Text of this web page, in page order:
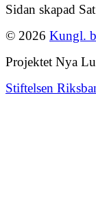
Sidan skapad
© 2026 Kungl.
Projektet Nya
Stiftelsen